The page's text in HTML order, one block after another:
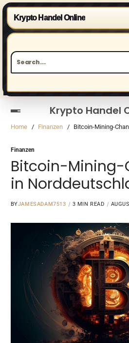
Krypto Handel Online
Krypto Handel
Home Finanzen Bitcoin-Mining-
Finanzen
Bitcoin-Mining-
in
BYJAMESADAM7513 3 MIN READ